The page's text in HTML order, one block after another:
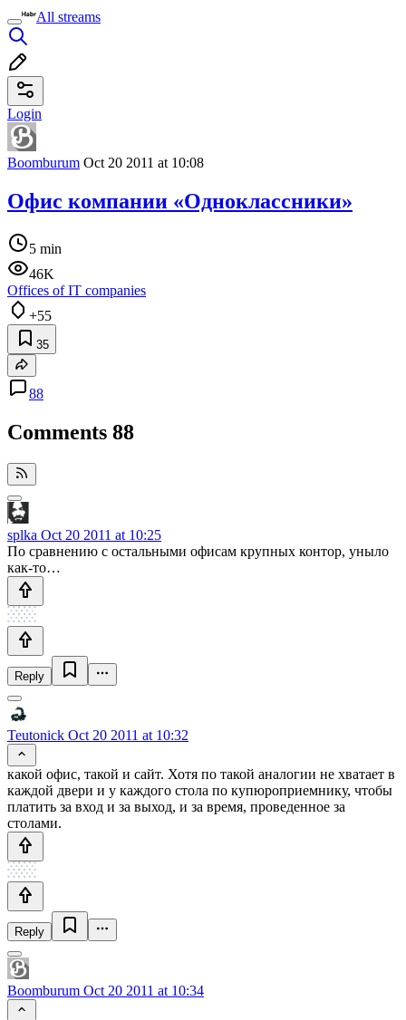
All streams
Login
Boomburum Oct 20 2011 at 10:08
Офис компании «Одноклассники»
5 min
46K
Offices of IT companies
+55
35
88
Comments 88
splka Oct 20 2011 at 10:25
По сравнению с остальными офисам крупных контор, уныло
как-то…
Reply
Teutonick Oct 20 2011 at 10:32
какой офис, такой и сайт. Хотя по такой аналогии не хватает в
каждой двери и у каждого стола по купюроприемнику, чтобы
платить за вход и за выход, и за время, проведенное за
столами.
Reply
Boomburum Oct 20 2011 at 10:34